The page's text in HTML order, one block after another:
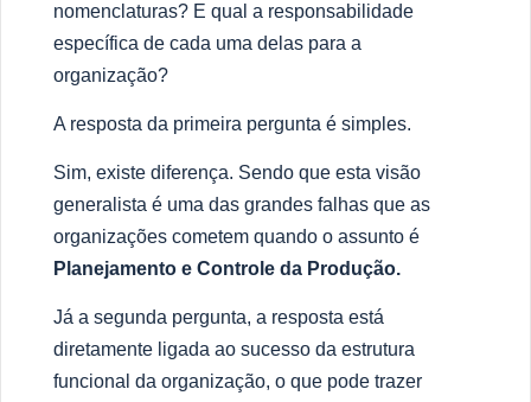
nomenclaturas? E qual a responsabilidade
específica de cada uma delas para a
organização?
A resposta da primeira pergunta é simples.
Sim, existe diferença. Sendo que esta visão
generalista é uma das grandes falhas que as
organizações cometem quando o assunto é
Planejamento e Controle da Produção.
Já a segunda pergunta, a resposta está
diretamente ligada ao sucesso da estrutura
funcional da organização, o que pode trazer